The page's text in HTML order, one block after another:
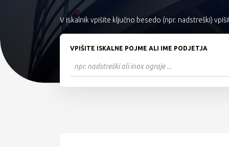
V iskalnik vpišite ključno besedo (npr. nadstreški)
VPIŠITE ISKALNE POJME ALI IME PODJETJA